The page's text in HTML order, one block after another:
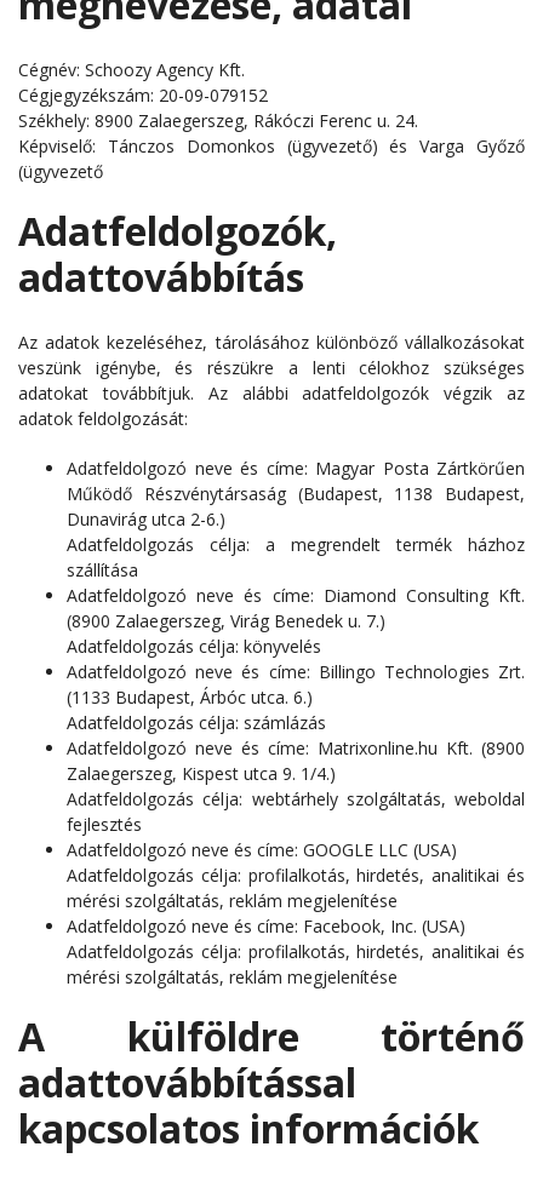
Cégnév: Schoozy Agency Kft.
Cégjegyzékszám: 20-09-079152
Székhely: 8900 Zalaegerszeg, Rákóczi Ferenc u. 24.
Képviselő: Tánczos Domonkos (ügyvezető) és Varga Győző
(ügyvezető
Adatfeldolgozók,
adattovábbítás
Az adatok kezeléséhez, tárolásához különböző vállalkozásokat
veszünk igénybe, és részükre a lenti célokhoz szükséges
adatokat továbbítjuk. Az alábbi adatfeldolgozók végzik az
adatok feldolgozását:
Adatfeldolgozó neve és címe: Magyar Posta Zártkörűen
Működő Részvénytársaság (Budapest, 1138 Budapest,
Dunavirág utca 2-6.)
Adatfeldolgozás célja: a megrendelt termék házhoz
szállítása
Adatfeldolgozó neve és címe: Diamond Consulting Kft.
(8900 Zalaegerszeg, Virág Benedek u. 7.)
Adatfeldolgozás célja: könyvelés
Adatfeldolgozó neve és címe: Billingo Technologies Zrt.
(1133 Budapest, Árbóc utca. 6.)
Adatfeldolgozás célja: számlázás
Adatfeldolgozó neve és címe: Matrixonline.hu Kft. (8900
Zalaegerszeg, Kispest utca 9. 1/4.)
Adatfeldolgozás célja: webtárhely szolgáltatás, weboldal
fejlesztés
Adatfeldolgozó neve és címe: GOOGLE LLC (USA)
Adatfeldolgozás célja: profilalkotás, hirdetés, analitikai és
mérési szolgáltatás, reklám megjelenítése
Adatfeldolgozó neve és címe: Facebook, Inc. (USA)
Adatfeldolgozás célja: profilalkotás, hirdetés, analitikai és
mérési szolgáltatás, reklám megjelenítése
A külföldre történő
adattovábbítással
kapcsolatos információk